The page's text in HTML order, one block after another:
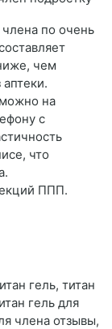
по очень
чем
на
с
что
ППП.
гель, титан
гель для
члена отзывы,